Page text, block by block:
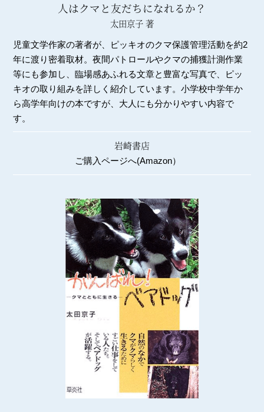
人はクマと友だちになれるか？
太田京子 著
児童文学作家の著者が、ピッキオのクマ保護管理活動を約2
年に渡り密着取材。夜間パトロールやクマの捕獲計測作業
等にも参加し、臨場感あふれる文章と豊富な写真で、ピッ
キオの取り組みを詳しく紹介しています。小学校中学年か
ら高学年向けの本ですが、大人にも分かりやすい内容で
す。
岩崎書店
ご購入ページへ(Amazon）